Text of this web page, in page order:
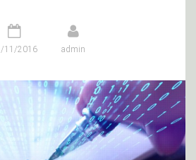
11/2016 admin